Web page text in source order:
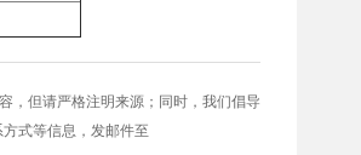
，但请严格注明来源；同时，我们倡导
式等信息，发邮件至